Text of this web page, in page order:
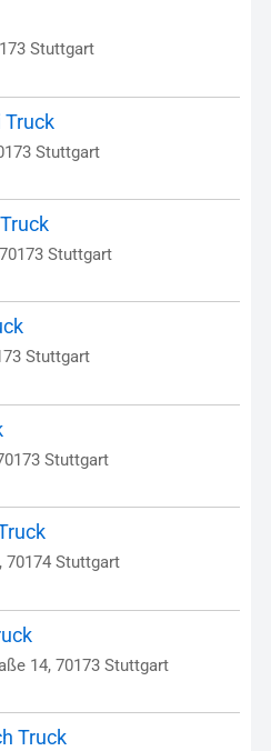
Stuttgart
Truck
Stuttgart
Stuttgart
Stuttgart
Stuttgart
70174 Stuttgart
14, 70173 Stuttgart
Truck